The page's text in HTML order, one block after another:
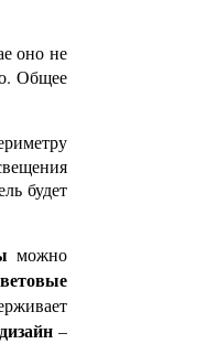
оно не
Общее
будет
можно
–